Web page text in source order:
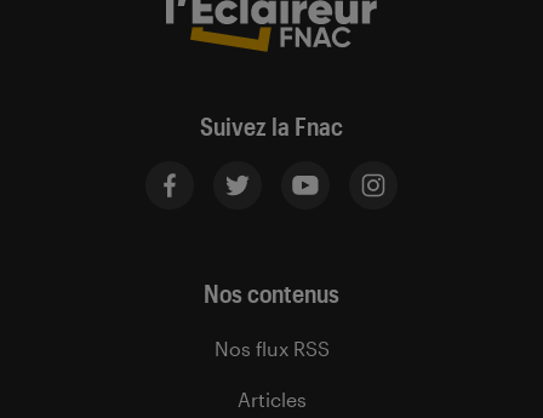
Suivez la Fnac
Nos contenus
Nos flux RSS
Articles